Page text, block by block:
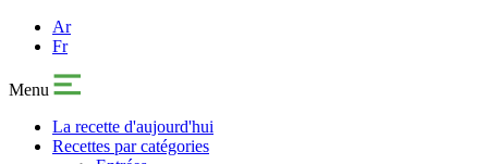
Ar
Fr
Menu
La recette d'aujourd'hui
Recettes par catégories